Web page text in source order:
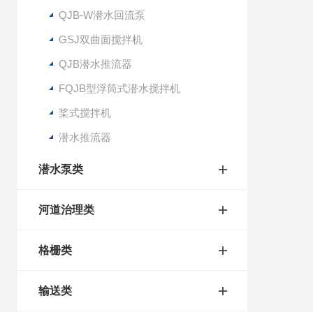
QJB-W潜水回流泵
GSJ双曲面搅拌机
QJB潜水推流器
FQJB型浮筒式潜水搅拌机
桨式搅拌机
潜水推流器
潜水泵类
河道治理类
格栅类
输送类